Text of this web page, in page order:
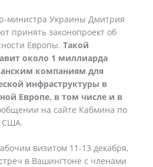
министра Украины Дмитрия
принять законопроект об
Европы. Такой
около 1 миллиарда
компаниям для
инфраструктуры в
Европе, в том числе и в
на сайте Кабмина по
США.
визитом 11-13 декабря,
в Вашингтоне с членами